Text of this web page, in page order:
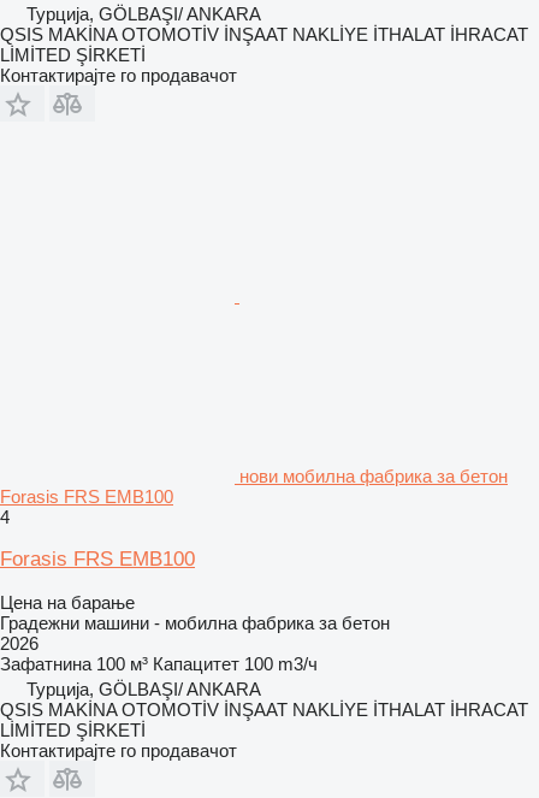
Турција, GÖLBAŞI/ ANKARA
QSIS MAKİNA OTOMOTİV İNŞAAT NAKLİYE İTHALAT İHRACAT
LİMİTED ŞİRKETİ
Контактирајте го продавачот
нови мобилна фабрика за бетон
Forasis FRS EMB100
4
Forasis FRS EMB100
Цена на барање
Градежни машини - мобилна фабрика за бетон
2026
Зафатнина 100 м³ Капацитет 100 m3/ч
Турција, GÖLBAŞI/ ANKARA
QSIS MAKİNA OTOMOTİV İNŞAAT NAKLİYE İTHALAT İHRACAT
LİMİTED ŞİRKETİ
Контактирајте го продавачот